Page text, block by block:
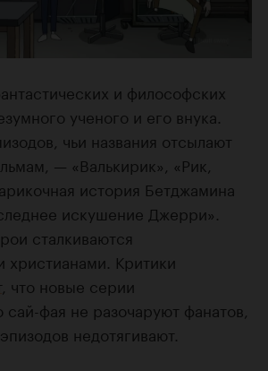
и философских
ученого и его внука.
чьи названия отсылают
— «Валькирик», «Рик,
история Бетджамина
искушение Джерри».
сталкиваются
христианами. Критики
, что новые серии
сай-фая не разочаруют фанатов,
недотягивают.